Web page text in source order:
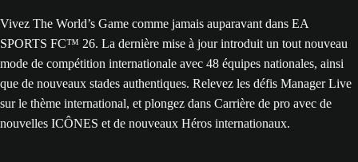
Vivez The World’s Game comme jamais auparavant dans EA
SPORTS FC™ 26. La dernière mise à jour introduit un tout nouveau
mode de compétition internationale avec 48 équipes nationales, ainsi
que de nouveaux stades authentiques. Relevez les défis Manager Live
sur le thème international, et plongez dans Carrière de pro avec de
nouvelles ICÔNES et de nouveaux Héros internationaux.